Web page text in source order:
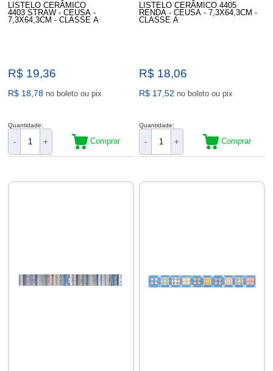
LISTELO CERÂMICO
4403 STRAW - CEUSA -
7,3X64,3CM - CLASSE A
R$ 19,36
R$ 18,78 no boleto ou pix
Quantidade:
- + Comprar
LISTELO CERÂMICO 4405
RENDA - CEUSA - 7,3X64,3CM -
CLASSE A
R$ 18,06
R$ 17,52 no boleto ou pix
Quantidade:
- + Comprar